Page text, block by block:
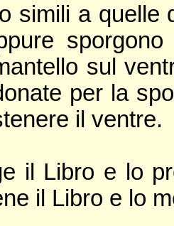
simili a quelle
sul
per la
il ventre.
il Libro e lo
il Libro e lo